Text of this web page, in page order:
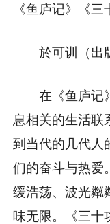
《鱼庐记》《三
於可训（出
在《鱼庐记
息相关的生活联
到当代的几代人
们的奋斗与热爱
缓浩荡、波光粼
味无限。《三十